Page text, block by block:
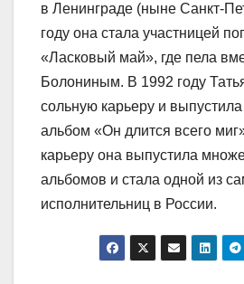
в Ленинграде (ныне Санкт-
году она стала участницей
«Ласковый май», где пела
Болониным. В 1992 году
сольную карьеру и
альбом «Он длится всего
карьеру она выпустила
альбомов и стала одной из
исполнительниц в России.